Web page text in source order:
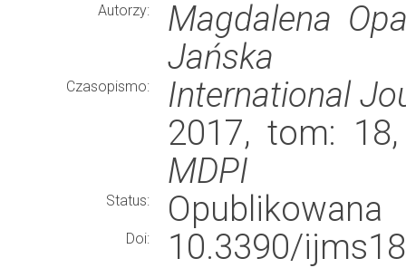
Autorzy:
Magdalena
Jańska
Czasopismo:
International
2017, tom:
MDPI
Status: Opublikowana
Doi: 10.3390/